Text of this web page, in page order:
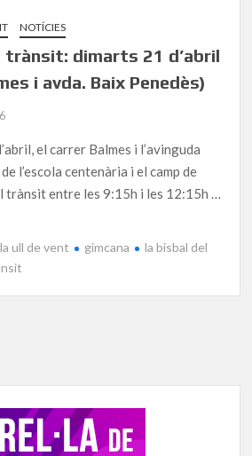
NOTÍCIES
trànsit: dimarts 21 d’abril
i avda. Baix Penedès)
el carrer Balmes i l’avinguda
l’escola centenària i el camp de
trànsit entre les 9:15h i les 12:15h …
ull de vent gimcana
la bisbal del